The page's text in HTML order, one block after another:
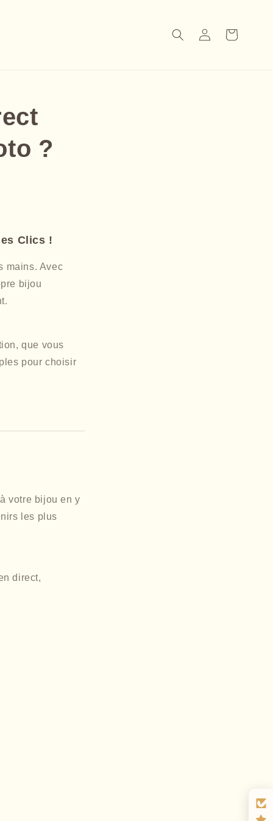
ConnexionPanier
?
Clics !
mains. Avec
bijou
que vous
pour choisir
votre bijou en y
les plus
direct,